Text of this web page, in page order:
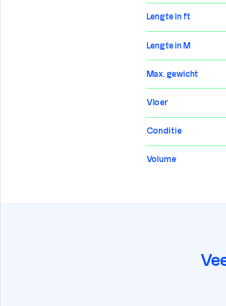
Lengte in ft
Lengte in M
Max. gewicht
Vloer
Conditie
Volume